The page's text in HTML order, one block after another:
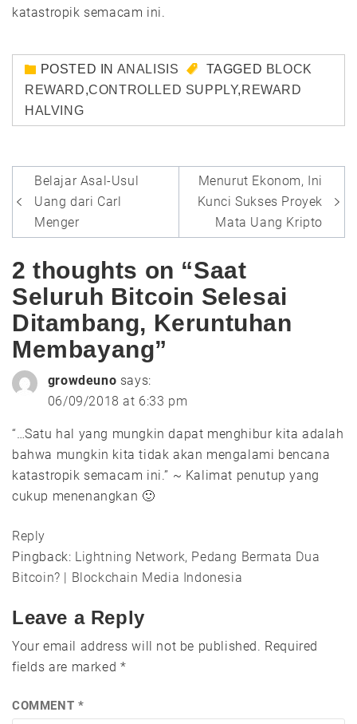
katastropik semacam ini.
POSTED IN ANALISIS TAGGED BLOCK
REWARD,CONTROLLED SUPPLY, REWARD
HALVING
Post
navigation
Belajar Asal-Usul
Uang dari Carl
Menger
Menurut Ekonom, Ini
Kunci Sukses Proyek
Mata Uang Kripto
2 thoughts on “Saat
Seluruh Bitcoin Selesai
Ditambang, Keruntuhan
Membayang”
growdeuno says:
06/09/2018 at 6:33 pm
“…Satu hal yang mungkin dapat menghibur kita adalah
bahwa mungkin kita tidak akan mengalami bencana
katastropik semacam ini.” ~ Kalimat penutup yang
cukup menenangkan 🙂
Reply
Pingback: Lightning Network, Pedang Bermata Dua
Bitcoin? | Blockchain Media Indonesia
Leave a Reply
Your email address will not be published. Required
fields are marked *
COMMENT *